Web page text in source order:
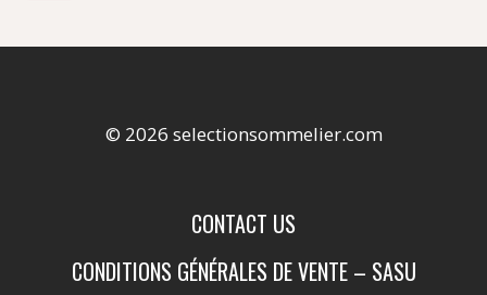
© 2026 selectionsommelier.com
CONTACT US
CONDITIONS GÉNÉRALES DE VENTE – SASU